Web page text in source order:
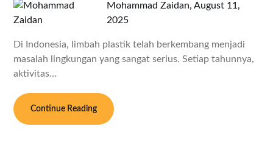
Mohammad Zaidan,August 11,
2025
Di Indonesia, limbah plastik telah berkembang menjadi
masalah lingkungan yang sangat serius. Setiap tahunnya,
aktivitas…
Continue Reading